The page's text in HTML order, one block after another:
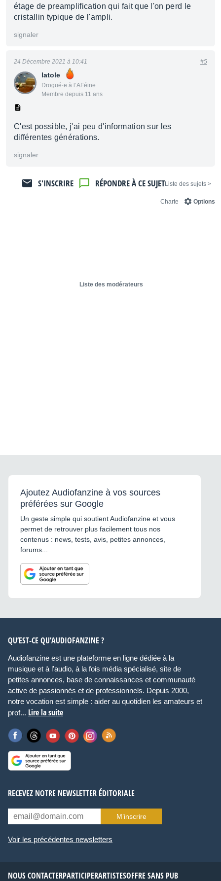
étage de preamplification qui fait que l'on perd le
cristallin typique de l'ampli.
signaler
latole
Drogué·e à l’AFéine
Membre depuis 11 ans
24 Décembre 2021 à 10:41 #5
C'est possible, j'ai peu d'information sur les
différentes générations.
signaler
< Liste des sujets
RÉPONDRE À CE SUJET
S'INSCRIRE
Options
Charte
Liste des modérateurs
Ajoutez Audiofanzine à vos sources
préférées sur Google
Un geste simple qui soutient Audiofanzine et vous
permet de retrouver plus facilement tous nos
contenus : news, tests, avis, petites annonces,
forums...
QU’EST-CE QU’AUDIOFANZINE ?
Audiofanzine est une plateforme en ligne dédiée à la
musique et à l’audio, à la fois média spécialisé, site de
petites annonces, base de connaissances et communauté
active de passionnés et de professionnels. Depuis 2000,
notre vocation est simple : aider au quotidien les amateurs et
prof... Lire la suite
RECEVEZ NOTRE NEWSLETTER ÉDITORIALE
M’inscrire
Voir les précédentes newsletters
NOUS CONTACTERPARTICIPERARTISTESOFFRE SANS PUB